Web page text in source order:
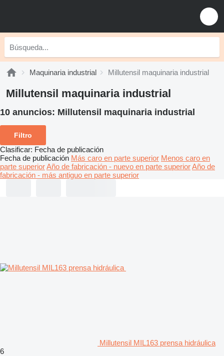
Maquinaria industrial Millutensil maquinaria industrial
Millutensil maquinaria industrial
10 anuncios: Millutensil maquinaria industrial
Filtro
Clasificar: Fecha de publicación
Fecha de publicación Más caro en parte superior Menos caro en
parte superiorAño de fabricación - nuevo en parte superiorAño de
fabricación - más antiguo en parte superior
Millutensil MIL163 prensa hidráulica
6